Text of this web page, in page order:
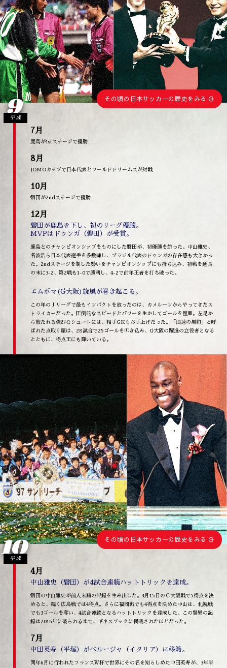
その頃の日本サッカーの歴史をみる
9
平成
7月
鹿島が1stステージで優勝
8月
JOMOカップで日本代表とワールドドリームスが対戦
10月
磐田が2ndステージで優勝
12月
磐田が鹿島を下し、初のリーグ優勝。
MVPはドゥンガ（磐田）が受賞。
鹿島とのチャンピオンシップをものにした磐田が、初優勝を飾った。中山雅史、
名波浩ら日本代表選手を多数擁し、ブラジル代表のドゥンガの存在感も大きかっ
た。2ndステージを制した勢いをチャンピオンシップにも持ち込み、初戦を延長
の末に3-2、第2戦も1-0で勝利し、4-2で前年王者を打ち破った。
エムボマ(G大阪)旋風が巻き起こる。
この年のＪリーグで最もインパクトを放ったのは、カメルーンからやってきたス
トライカーだった。圧倒的なスピードとパワーを生かしてゴールを量産。左足か
ら放たれる強烈なシュートには、相手GKもお手上げだった。「浪速の黒豹」と呼
ばれた点取り屋は、28試合で25ゴールを叩き込み、G大阪の躍進の立役者となる
とともに、得点王にも輝いている。
その頃の日本サッカーの歴史をみる
10
平成
4月
中山雅史（磐田）が4試合連続ハットトリックを達成。
磐田の中山雅史が前人未踏の記録を生み出した。4月15日のＣ大阪戦で5得点を決
めると、続く広島戦では4得点。さらに福岡戦でも4得点を決めた中山は、札幌戦
でも3ゴールを奪い、4試合連続となるハットトリックを達成した。この驚異の記
録は2016年に破られるまで、ギネスブックに掲載されたほどだった。
7月
中田英寿（平塚）がペルージャ（イタリア）に移籍。
同年6月に行われたフランスＷ杯で世界にその名を知らしめた中田英寿が、3年半